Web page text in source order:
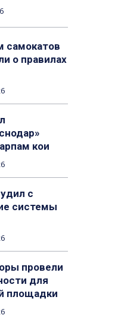
самокатов
о правилах
кои
с
системы
провели
для
площадки